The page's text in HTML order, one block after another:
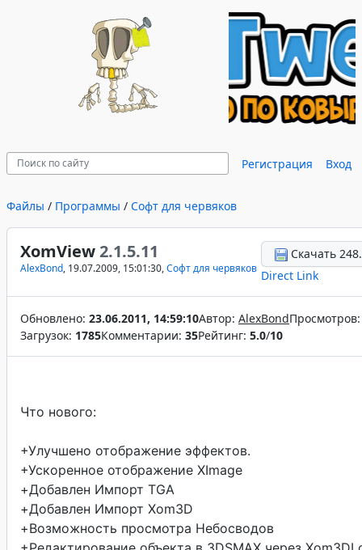
Регистрация Вход
Файлы / Программы / Софт для червяков
XomView2.1.5.11
AlexBond, 19.07.2009, 15:01:30,Софт для червяков
Скачать
Direct Link
Обновлено: 23.06.2011, 14:59:10Автор: AlexBond
Загрузок: 1785Комментарии: 35Рейтинг: 5.0/10
Что нового:
+Улучшено отображение эффектов.
+Ускоренное отображение XImage
+Добавлен Импорт TGA
+Добавлен Импорт Xom3D
+Возможность просмотра Небосводов